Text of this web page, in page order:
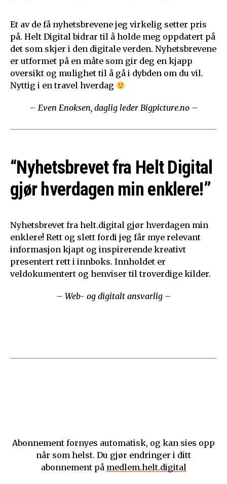
Et av de få nyhetsbrevene jeg virkelig setter pris
på. Helt Digital bidrar til å holde meg oppdatert på
det som skjer i den digitale verden. Nyhetsbrevene
er utformet på en måte som gir deg en kjapp
oversikt og mulighet til å gå i dybden om du vil.
Nyttig i en travel hverdag
– Even Enoksen, daglig leder Bigpicture.no –
“Nyhetsbrevet fra Helt Digital
gjør hverdagen min enklere!”
Nyhetsbrevet fra helt.digital gjør hverdagen min
enklere! Rett og slett fordi jeg får mye relevant
informasjon kjapt og inspirerende kreativt
presentert rett i innboks. Innholdet er
veldokumentert og henviser til troverdige kilder.
– Web- og digitalt ansvarlig –
Abonnement fornyes automatisk, og kan sies opp
når som helst. Du gjør endringer i ditt
abonnement på medlem.helt.digital